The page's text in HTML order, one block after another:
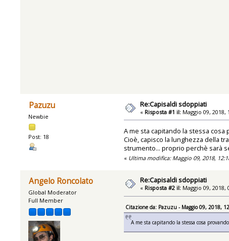
Pazuzu
Newbie
Post: 18
Re:Capisaldi sdoppiati
« Risposta #1 il: Maggio 09, 2018,
A me sta capitando la stessa
Cioè, capisco la lunghezza della
strumento... proprio perchè sarà
« Ultima modifica: Maggio 09, 2018,
Angelo Roncolato
Global Moderator
Full Member
Re:Capisaldi sdoppiati
« Risposta #2 il: Maggio 09, 2018,
Citazione da: Pazuzu - Maggio 09, 2018,
A me sta capitando la stessa cosa